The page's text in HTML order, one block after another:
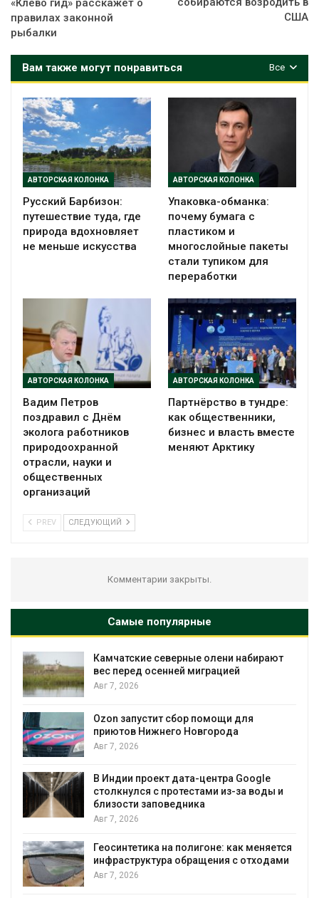
«Клёво гид» расскажет о
правилах законной
рыбалки
США
Все
Вам также могут понравиться
АВТОРСКАЯ КОЛОНКА
Русский Барбизон:
путешествие туда, где
природа вдохновляет
не меньше искусства
АВТОРСКАЯ КОЛОНКА
Упаковка-обманка:
почему бумага с
пластиком и
многослойные пакеты
стали тупиком для
переработки
АВТОРСКАЯ КОЛОНКА
Вадим Петров
поздравил с Днём
эколога работников
природоохранной
отрасли, науки и
общественных
организаций
АВТОРСКАЯ КОЛОНКА
Партнёрство в тундре:
как общественники,
бизнес и власть вместе
меняют Арктику
PREV СЛЕДУЮЩИЙ
Комментарии закрыты.
Самые популярные
Камчатские северные олени набирают
вес перед осенней миграцией
Авг 7, 2026
Ozon запустит сбор помощи для
приютов Нижнего Новгорода
Авг 7, 2026
В Индии проект дата-центра Google
столкнулся с протестами из-за воды и
близости заповедника
Авг 7, 2026
Геосинтетика на полигоне: как меняется
инфраструктура обращения с отходами
Авг 7, 2026